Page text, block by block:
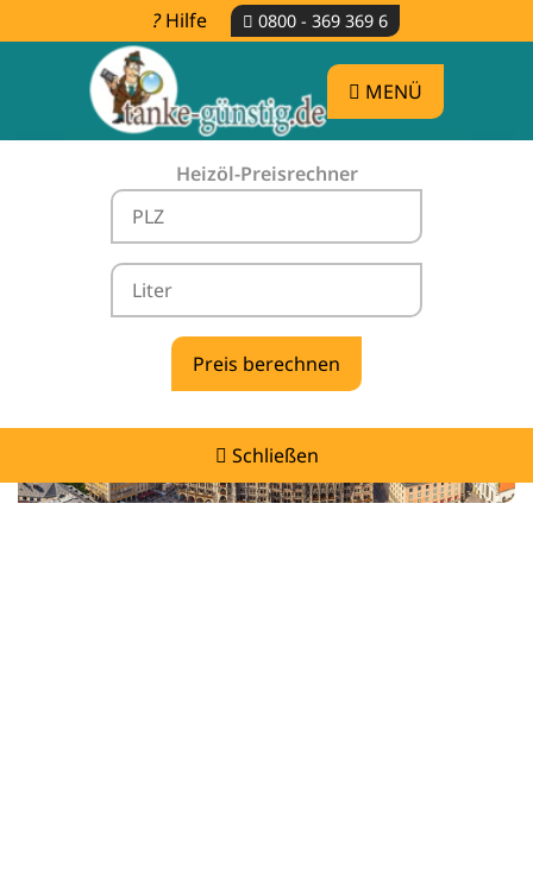
Hilfe 0800 - 369 369 6
MENÜ
Heizöl-Preisrechner
Schließen
Heizölpreise Starnberg -
vergleichen & günstig tanken